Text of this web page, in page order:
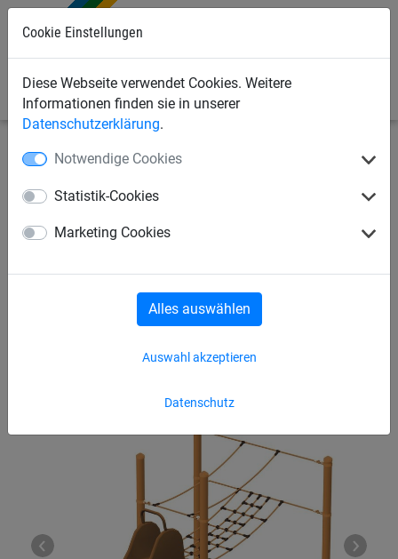
Cookie Einstellungen
Diese Webseite verwendet Cookies. Weitere
Informationen finden sie in unserer
Datenschutzerklärung.
Notwendige Cookies
Statistik-Cookies
Marketing Cookies
Datenschutz
Auswahl akzeptieren
Alles auswählen
Seilspielgeräte Vario-System
Vario Element 10 - Rutsche,
für Robinie Pfosten